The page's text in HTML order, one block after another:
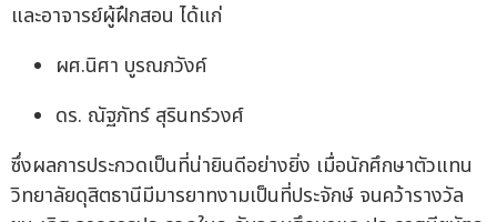
และอาจารย์ผู้ฝึกสอน ได้แก่
ผศ.นิศา บูรณภวังค์
ดร. ณัฐภัทร์ สุรินทร์วงศ์
ซึ่งผลการประกวดเป็นที่น่ายินดีอย่างยิ่ง เมื่อนักศึกษาตัวแทน
วิทยาลัยดุสิตธานีมีมารยาทงามเป็นที่ประจักษ์ จนคว้ารางวัล